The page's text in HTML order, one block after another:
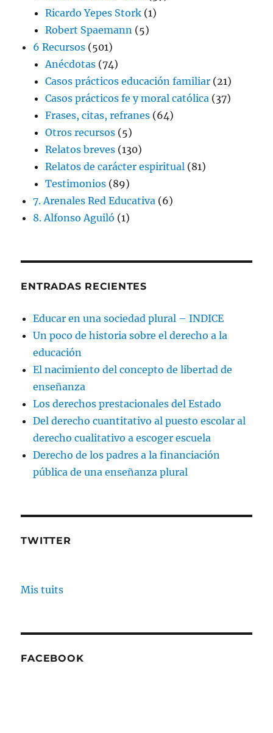
Ricardo Yepes Stork (1)
Robert Spaemann (5)
6 Recursos (501)
Anécdotas (74)
Casos prácticos educación familiar (21)
Casos prácticos fe y moral católica (37)
Frases, citas, refranes (64)
Otros recursos (5)
Relatos breves (130)
Relatos de carácter espiritual (81)
Testimonios (89)
7. Arenales Red Educativa (6)
8. Alfonso Aguiló (1)
ENTRADAS RECIENTES
Educar en una sociedad plural – INDICE
Un poco de historia sobre el derecho a la
educación
El nacimiento del concepto de libertad de
enseñanza
Los derechos prestacionales del Estado
Del derecho cuantitativo al puesto escolar al
derecho cualitativo a escoger escuela
Derecho de los padres a la financiación
pública de una enseñanza plural
TWITTER
Mis tuits
FACEBOOK